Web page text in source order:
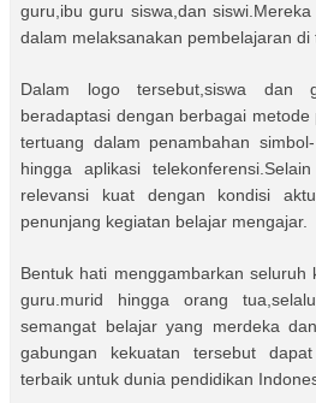
guru,ibu guru siswa,dan
dalam melaksanakan pembelajaran di
Dalam logo tersebut,siswa dan
beradaptasi dengan berbagai
tertuang dalam penambahan
hingga aplikasi
relevansi kuat dengan kondisi
penunjang kegiatan belajar mengajar.
Bentuk hati menggambarkan seluruh
guru.murid hingga orang
semangat belajar yang merdeka
gabungan kekuatan tersebut
terbaik untuk dunia pendidikan